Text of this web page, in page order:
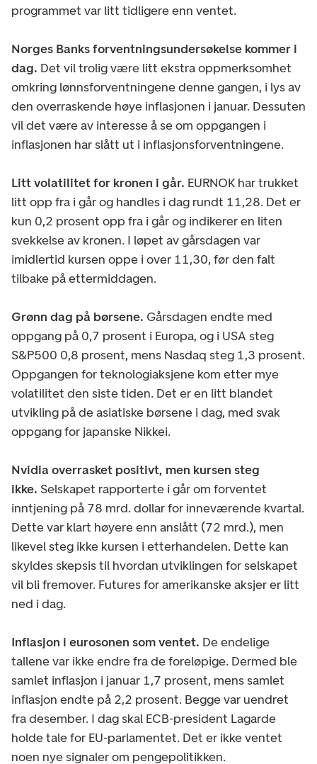
programmet var litt tidligere enn ventet.
Norges Banks forventningsundersøkelse kommer i
dag. Det vil trolig være litt ekstra oppmerksomhet
omkring lønnsforventningene denne gangen, i lys av
den overraskende høye inflasjonen i januar. Dessuten
vil det være av interesse å se om oppgangen i
inflasjonen har slått ut i inflasjonsforventningene.
Litt volatilitet for kronen i går. EURNOK har trukket
litt opp fra i går og handles i dag rundt 11,28. Det er
kun 0,2 prosent opp fra i går og indikerer en liten
svekkelse av kronen. I løpet av gårsdagen var
imidlertid kursen oppe i over 11,30, før den falt
tilbake på ettermiddagen.
Grønn dag på børsene. Gårsdagen endte med
oppgang på 0,7 prosent i Europa, og i USA steg
S&P500 0,8 prosent, mens Nasdaq steg 1,3 prosent.
Oppgangen for teknologiaksjene kom etter mye
volatilitet den siste tiden. Det er en litt blandet
utvikling på de asiatiske børsene i dag, med svak
oppgang for japanske Nikkei.
Nvidia overrasket positivt, men kursen steg
ikke. Selskapet rapporterte i går om forventet
inntjening på 78 mrd. dollar for inneværende kvartal.
Dette var klart høyere enn anslått (72 mrd.), men
likevel steg ikke kursen i etterhandelen. Dette kan
skyldes skepsis til hvordan utviklingen for selskapet
vil bli fremover. Futures for amerikanske aksjer er litt
ned i dag.
Inflasjon i eurosonen som ventet. De endelige
tallene var ikke endre fra de foreløpige. Dermed ble
samlet inflasjon i januar 1,7 prosent, mens samlet
inflasjon endte på 2,2 prosent. Begge var uendret
fra desember. I dag skal ECB-president Lagarde
holde tale for EU-parlamentet. Det er ikke ventet
noen nye signaler om pengepolitikken.